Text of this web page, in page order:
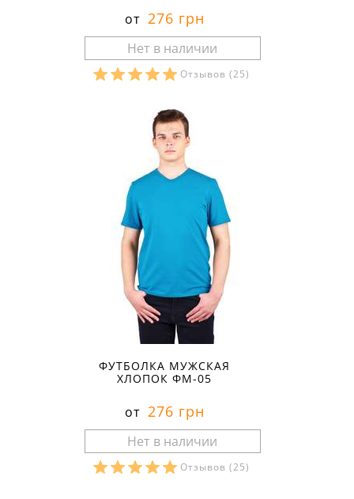
от 276 грн
Отзывов (25)
ФУТБОЛКА МУЖСКАЯ
ХЛОПОК ФМ-05
от 276 грн
Отзывов (25)